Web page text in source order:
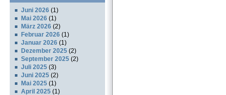
Juni 2026 (1)
Mai 2026 (1)
März 2026 (2)
Februar 2026 (1)
Januar 2026 (1)
Dezember 2025 (2)
September 2025 (2)
Juli 2025 (3)
Juni 2025 (2)
Mai 2025 (1)
April 2025 (1)